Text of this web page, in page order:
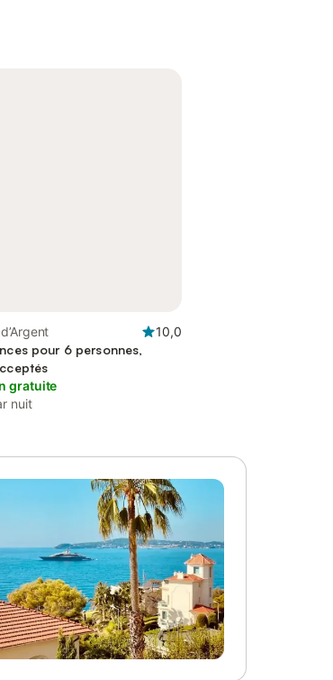
10,0
pour 6 personnes,
gratuite
nuit